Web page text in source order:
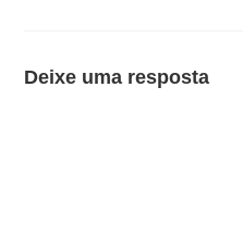
Deixe uma resposta